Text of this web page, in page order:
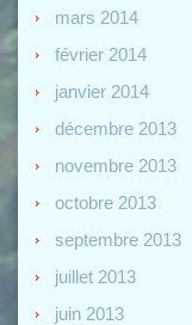
mars 2014
février 2014
janvier 2014
décembre 2013
novembre 2013
octobre 2013
septembre 2013
juillet 2013
juin 2013